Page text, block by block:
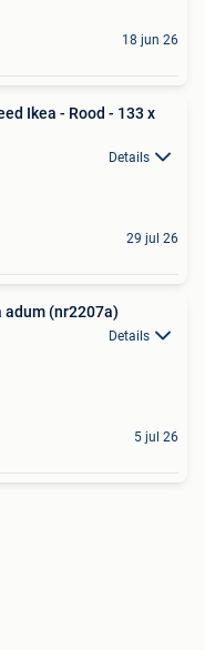
18 jun 26
Ikea - Rood - 133 x
Details
29 jul 26
adum (nr2207a)
Details
5 jul 26